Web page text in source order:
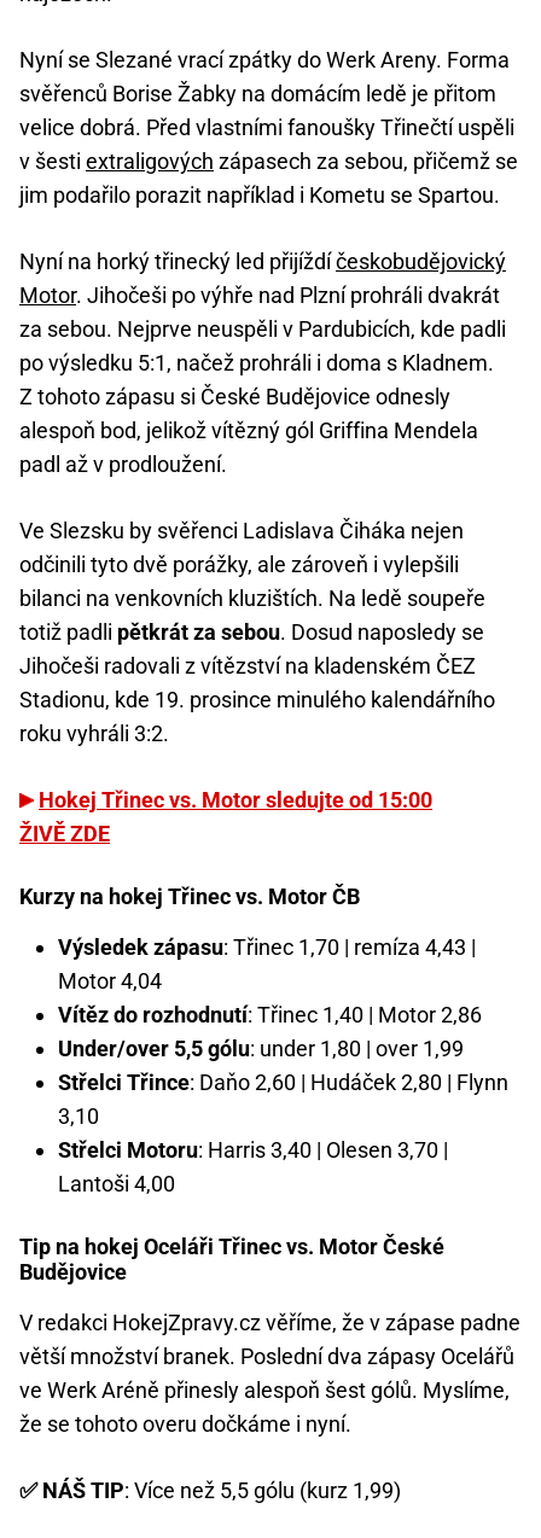
Nyní se Slezané vrací zpátky do Werk Areny. Forma
svěřenců Borise Žabky na domácím ledě je přitom
velice dobrá. Před vlastními fanoušky Třinečtí uspěli
v šesti extraligových zápasech za sebou, přičemž se
jim podařilo porazit například i Kometu se Spartou.
Nyní na horký třinecký led přijíždíčeskobudějovický
Motor. Jihočeši po výhře nad Plzní prohráli dvakrát
za sebou. Nejprve neuspěli v Pardubicích, kde padli
po výsledku 5:1, načež prohráli i doma s Kladnem.
Z tohoto zápasu si České Budějovice odnesly
alespoň bod, jelikož vítězný gól Griffina Mendela
padl až v prodloužení.
Ve Slezsku by svěřenci Ladislava Čiháka nejen
odčinili tyto dvě porážky, ale zároveň i vylepšili
bilanci na venkovních kluzištích. Na ledě soupeře
totiž padli pětkrát za sebou. Dosud naposledy se
Jihočeši radovali z vítězství na kladenském ČEZ
Stadionu, kde 19. prosince minulého kalendářního
roku vyhráli 3:2.
Hokej Třinec vs. Motor sledujte od 15:00
ŽIVĚ ZDE
Kurzy na hokej Třinec vs. Motor ČB
Výsledek zápasu: Třinec 1,70 | remíza 4,43 |
Motor 4,04
Vítěz do rozhodnutí: Třinec 1,40 | Motor 2,86
Under/over 5,5 gólu: under 1,80 | over 1,99
Střelci Třince: Daňo 2,60 | Hudáček 2,80 | Flynn
3,10
Střelci Motoru: Harris 3,40 | Olesen 3,70 |
Lantoši 4,00
Tip na hokej Oceláři Třinec vs. Motor České
Budějovice
V redakci HokejZpravy.cz věříme, že v zápase padne
větší množství branek. Poslední dva zápasy Ocelářů
ve Werk Aréně přinesly alespoň šest gólů. Myslíme,
že se tohoto overu dočkáme i nyní.
✅ NÁŠ TIP: Více než 5,5 gólu (kurz 1,99)